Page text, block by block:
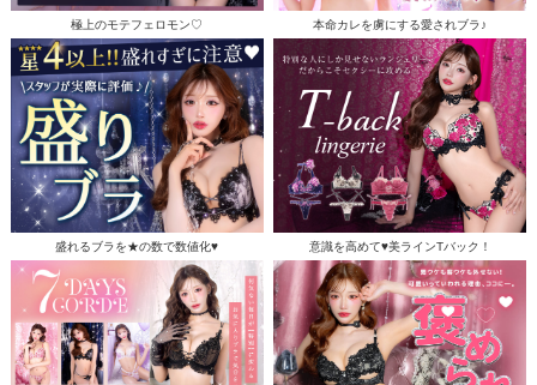
極上のモテフェロモン♡ 本命カレを虜にする愛されブラ♪
盛れるブラを★の数で数値化♥ 意識を高めて♥美ラインTバック！